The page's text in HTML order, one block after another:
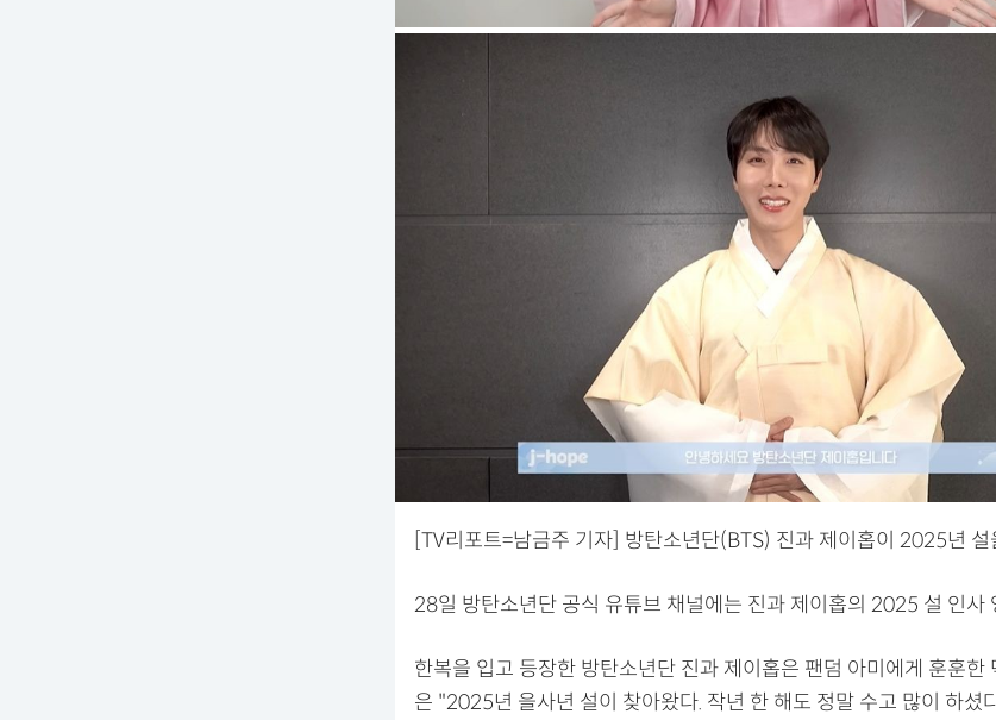
[TV리포트=남금주 기자] 방탄소년단(BTS) 진과 제이홉이 2025년 설
28일 방탄소년단 공식 유튜브 채널에는 진과 제이홉의 2025 설 인사
한복을 입고 등장한 방탄소년단 진과 제이홉은 팬덤 아미에게 훈훈한
은 "2025년 을사년 설이 찾아왔다. 작년 한 해도 정말 수고 많이 하셨